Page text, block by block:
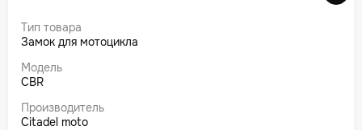
Тип товара
Замок для мотоцикла
Модель
CBR
Производитель
Citadel moto